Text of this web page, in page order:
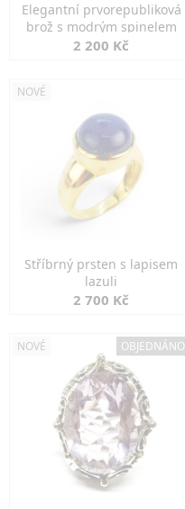
Elegantní prvorepubliková
brož s modrým spinelem
2 200 Kč
NOVÉ
Stříbrný prsten s lapisem
lazuli
2 700 Kč
NOVÉ OBJEDNÁNO